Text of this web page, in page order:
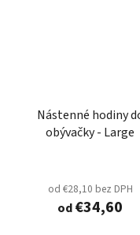
Nástenné hodiny
obývačky - Large
od €28,10 bez DPH
od€34,60